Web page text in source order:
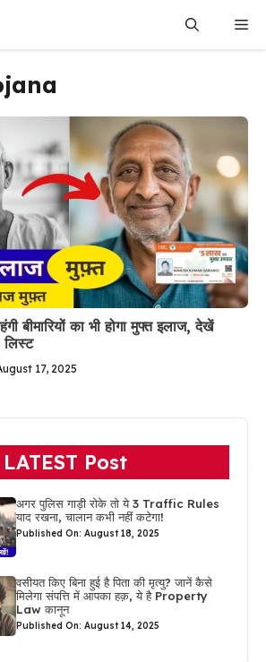
बीमारियों का भी होगा मुफ्त इलाज, देखें
17, 2025
LATEST Post
अगर पुलिस गाड़ी रोके तो ये 3 Traffic Rules
याद रखना, चालान कभी नहीं कटेगा!
Published On: August 18, 2025
वसीयत किए बिना हुई है पिता की मृत्यु? जानें कैसे
मिलेगा संपत्ति में आपका हक़, ये है Property
Law कानून
Published On: August 14, 2025